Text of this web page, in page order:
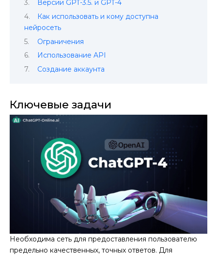
Версии GPT-3.5. и GPT-4
Как использовать и кому доступна
нейросеть
Ограничения
Использование API
Создание аккаунта
Ключевые задачи
Необходима сеть для предоставления пользователю
предельно качественных, точных ответов. Для